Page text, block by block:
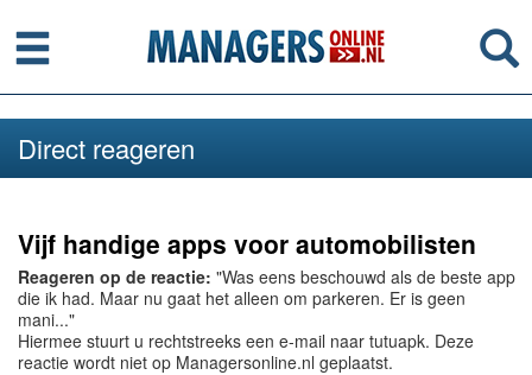
Menu
Direct reageren
Vijf handige apps voor automobilisten
Reageren op de reactie: "Was eens beschouwd als de beste app
die ik had. Maar nu gaat het alleen om parkeren. Er is geen
mani..."
Hiermee stuurt u rechtstreeks een e-mail naar tutuapk. Deze
reactie wordt niet op Managersonline.nl geplaatst.